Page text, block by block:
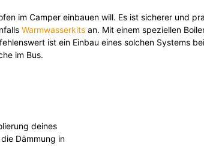
im Camper einbauen will. Es ist sicherer und
Warmwasserkits an. Mit einem speziellen
ist ein Einbau eines solchen Systems
im Bus.
deines
Dämmung in